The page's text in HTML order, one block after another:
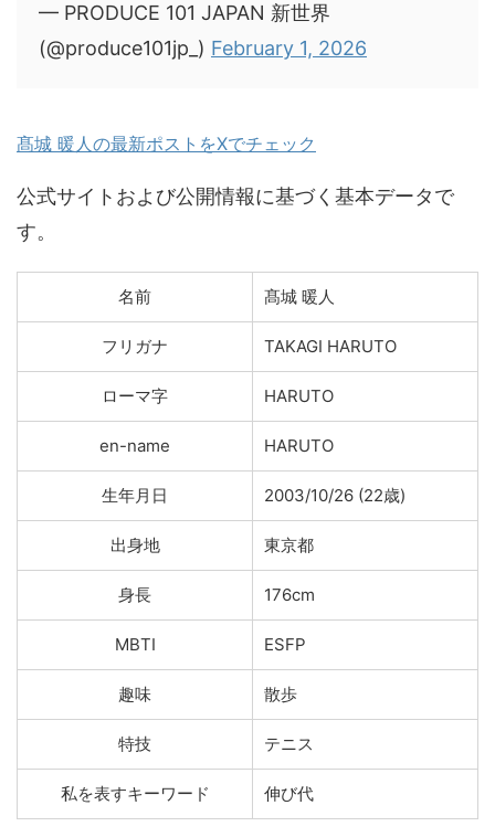
— PRODUCE 101 JAPAN 新世界
(@produce101jp_) February 1, 2026
髙城 暖人の最新ポストをXでチェック
公式サイトおよび公開情報に基づく基本データで
す。
名前 髙城 暖人
フリガナ TAKAGI HARUTO
ローマ字 HARUTO
en-name HARUTO
生年月日 2003/10/26 (22歳)
出身地 東京都
身長 176cm
MBTI ESFP
趣味 散歩
特技 テニス
私を表すキーワード 伸び代